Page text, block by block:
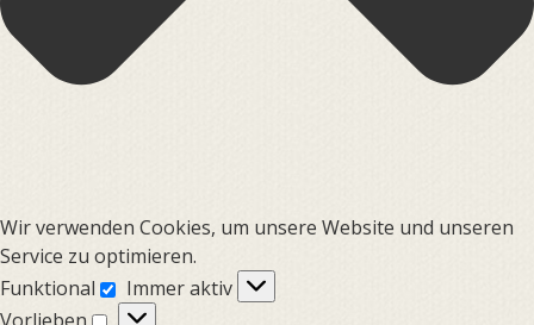
Wir verwenden Cookies, um unsere Website und unseren
Service zu optimieren.
Funktional
Funktional
Immer aktiv
Vorlieben